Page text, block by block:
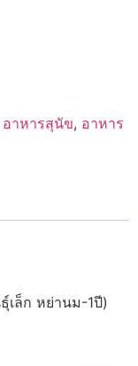
อาหารสุนัข, อาหาร
เล็ก หย่านม-1ปี)